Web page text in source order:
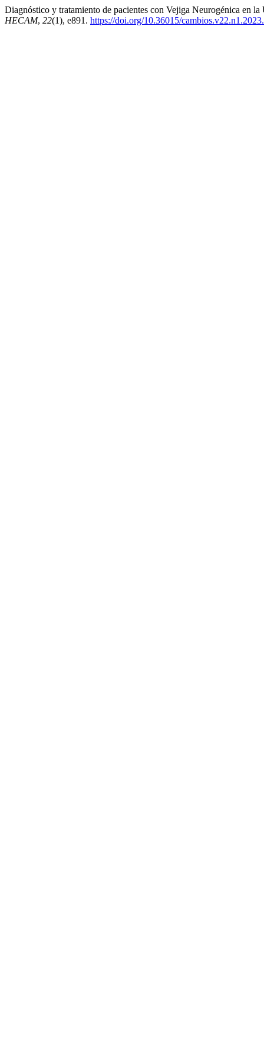
Diagnóstico y tratamiento de pacientes con Vejiga Neurogénica en
HECAM, 22(1), e891. https://doi.org/10.36015/